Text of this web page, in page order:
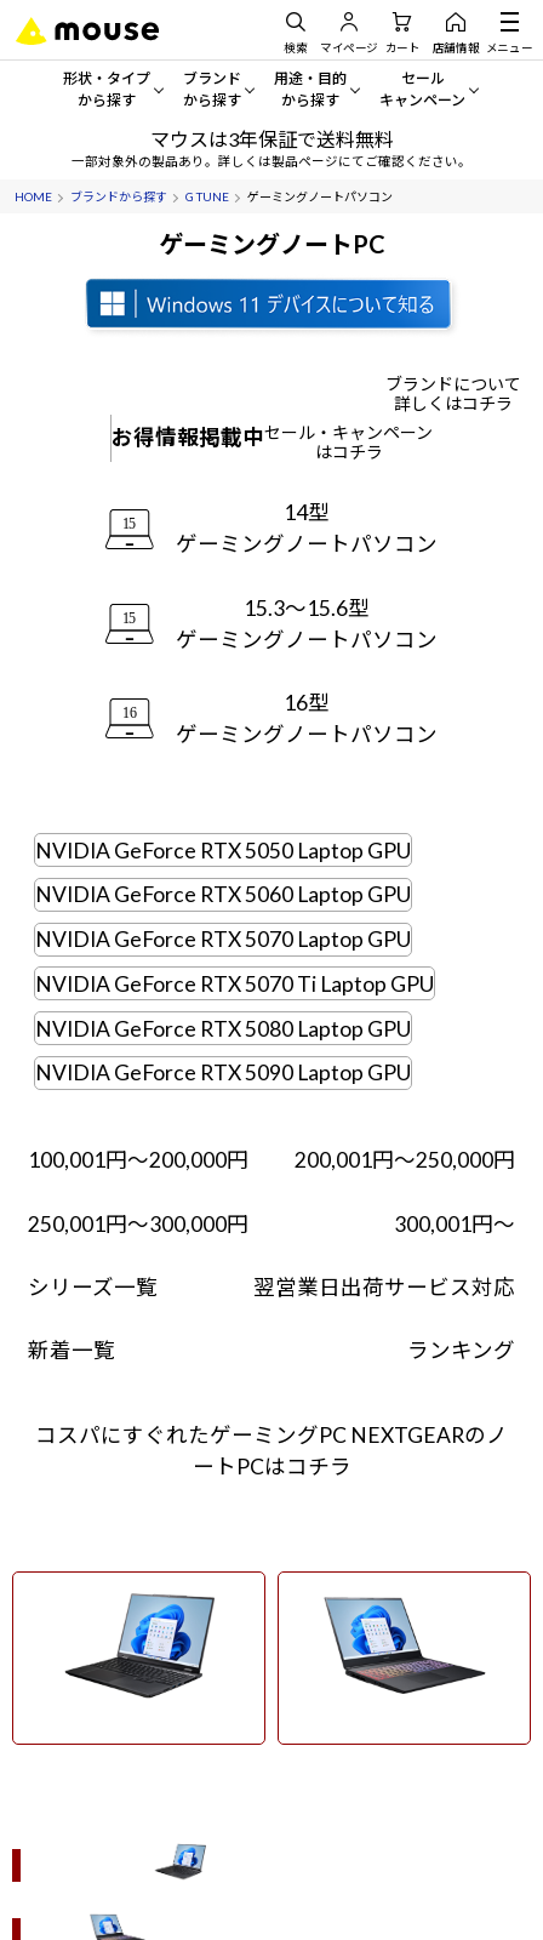
検索 マイページ カート 店舗情報 メニュー
形状・タイプ
から探す
形状・タイプから探す をすべてみる
デスクトップPC
タブレット
ワークステーション
Windows 11| Copilot+ PC
ブランド
から探す
mouse
G TUNE
NEXTGEAR
iiyama
用途・目的
から探す
一般向けパソコン
ゲーミングPC・ゲーム向けパソコン
学習向けパソコン
スペック/パーツ別
AIおすすめパソコン
Windows 11| Copilot+ PC
セール
キャンペーン
セール・キャンペー
期間限定セール
アウトレットパソコン
すべて新品の旧モデル製品
今イチオシのパソコンをピ
Windows 11
マウスは3年保証で送料無料
一部対象外の製品あり。詳しくは製品ページにてご確認ください。
HOME ブランドから探す G TUNE ゲーミングノートパソコン
ゲーミングノートPC
ブランドについて
詳しくはコチラ
お得情報掲載中セール・キャンペーン
はコチラ
14型
ゲーミングノートパソコン
15.3～15.6型
ゲーミングノートパソコン
16型
ゲーミングノートパソコン
NVIDIA GeForce RTX 5050 Laptop GPU
NVIDIA GeForce RTX 5060 Laptop GPU
NVIDIA GeForce RTX 5070 Laptop GPU
NVIDIA GeForce RTX 5070 Ti Laptop GPU
NVIDIA GeForce RTX 5080 Laptop GPU
NVIDIA GeForce RTX 5090 Laptop GPU
100,001円～200,000円 200,001円～250,000円
250,001円～300,000円 300,001円～
シリーズ一覧 翌営業日出荷サービス対応
新着一覧 ランキング
コスパにすぐれたゲーミングPC NEXTGEARのノ
ートPCはコチラ